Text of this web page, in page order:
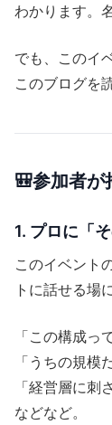
わかります。
でも、このイ
このブログを
🎒参加者が
1. プロに「
このイベント
トに話せる場
「この構成っ
「うちの規模
「経営層に刺
などなど。